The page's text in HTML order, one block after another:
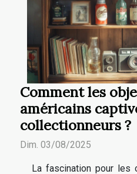
Comment les
américains
collectionneurs ?
Dim. 03/08/2025
La fascination pour les